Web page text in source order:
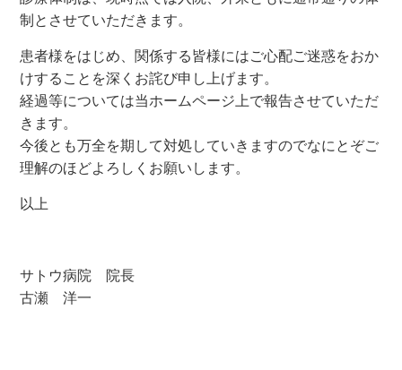
制とさせていただきます。
患者様をはじめ、関係する皆様にはご心配ご迷惑をおか
けすることを深くお詫び申し上げます。
経過等については当ホームページ上で報告させていただ
きます。
今後とも万全を期して対処していきますのでなにとぞご
理解のほどよろしくお願いします。
以上
サトウ病院 院長
古瀬 洋一